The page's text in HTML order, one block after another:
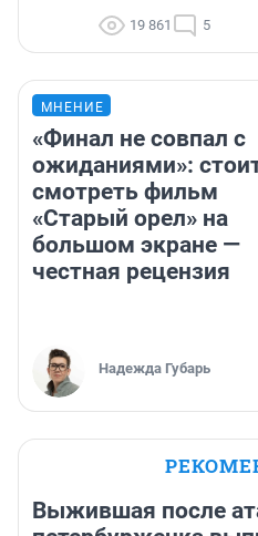
19 861 5
МНЕНИЕ
«Финал не совпал с
ожиданиями»:
смотреть фильм
«Старый орел» на
большом экране —
честная рецензия
Надежда Губарь
Выжившая после